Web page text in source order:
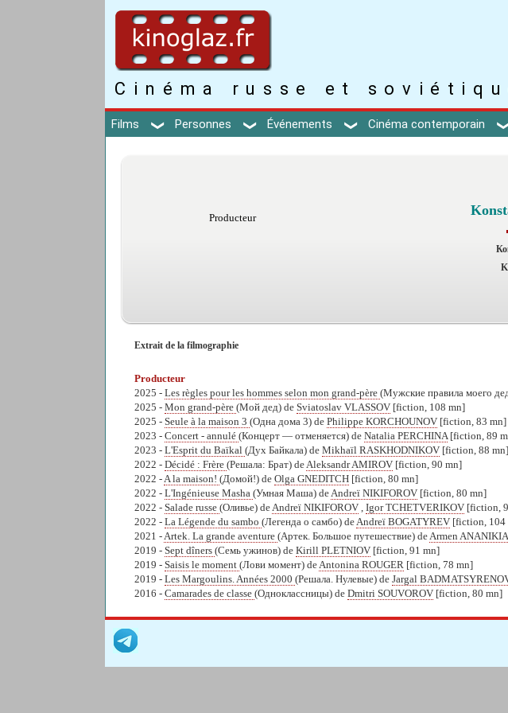
Cinéma russe et
Films Personnes Événements Cinéma contemporain
Producteur
Extrait de la filmographie
Producteur
2025 - Les règles pour les hommes selon mon grand-père (Мужские правила моего
2025 - Mon grand-père (Мой дед) de Sviatoslav VLASSOV [fiction, 108 mn]
2025 - Seule à la maison 3 (Одна дома 3) de Philippe KORCHOUNOV [fiction, 83 mn]
2023 - Concert - annulé (Концерт — отменяется) de Natalia PERCHINA [fiction, 89
2023 - L'Esprit du Baïkal (Дух Байкала) de Mikhaïl RASKHODNIKOV [fiction, 88 mn]
2022 - Décidé : Frère (Решала: Брат) de Aleksandr AMIROV [fiction, 90 mn]
2022 - A la maison! (Домой!) de Olga GNEDITCH [fiction, 80 mn]
2022 - L'Ingénieuse Masha (Умная Маша) de Andreï NIKIFOROV [fiction, 80 mn]
2022 - Salade russe (Оливье) de Andreï NIKIFOROV Igor TCHETVERIKOV [fiction,
2022 - La Légende du sambo (Легенда о самбо) de Andreï BOGATYREV [fiction, 104
2021 - Artek. La grande aventure (Артек. Большое путешествие) de Armen
2019 - Sept dîners (Семь ужинов) de Kirill PLETNIOV [fiction, 91 mn]
2019 - Saisis le moment (Лови момент) de Antonina ROUGER [fiction, 78 mn]
2019 - Les Margoulins. Années 2000 (Решала. Нулевые) de Jargal
2016 - Camarades de classe (Одноклассницы) de Dmitri SOUVOROV [fiction, 80 mn]